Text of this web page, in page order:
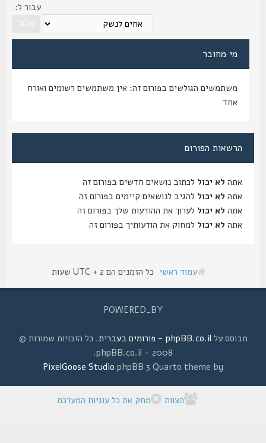
עבור ל:
מי מחובר
משתמשים הגולשים בפורום זה: אין משתמשים רשומים ואורח
הרשאות הפורום
לא יכול לכתוב נושאים חדשים בפורום זה
לא יכול להגיב לנושאים קיימים בפורום זה
לא יכול לערוך את ההודעות שלך בפורום זה
לא יכול למחוק את הודעותיך בפורום זה
עמוד ראשי כל הזמנים הם UTC + 2 שעות
POWERED_BY
מבוסס עלphpBB.co.il - פורומים בעברית
. כל הזכויות שמורות ©
2008 - phpBB.co.il.
phpBB 3 Quarto theme by
PixelGoose Studio
הצוות מחק את כל עוגיות המערכת